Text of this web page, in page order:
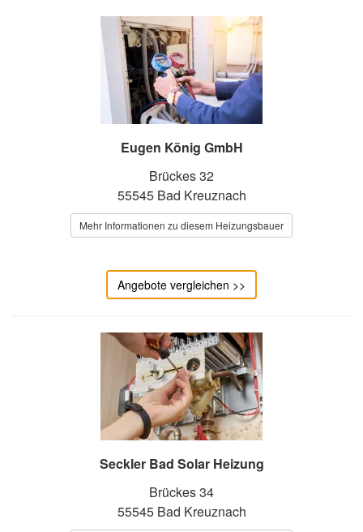
Eugen König GmbH
Brückes 32
55545 Bad Kreuznach
Mehr Informationen zu diesem Heizungsbauer
Angebote vergleichen >>
Seckler Bad Solar Heizung
Brückes 34
55545 Bad Kreuznach